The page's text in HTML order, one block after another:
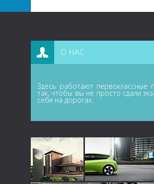
О НАС
Здесь работают первоклассные
так, чтобы вы не просто сдали
себя на дорогах.